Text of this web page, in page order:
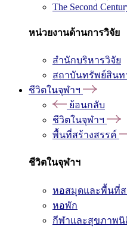
The Second
หน่วยงานด้านการวิจัย
สำนักบริหารวิจัย
สถาบันทรัพย์สิน
ชีวิตในจุฬาฯ
ย้อนกลับ
ชีวิตในจุฬาฯ
พื้นที่สร้างสรรค์
ชีวิตในจุฬาฯ
หอสมุดและพื้นที่ส
หอพัก
กีฬาและสุขภาพนิ